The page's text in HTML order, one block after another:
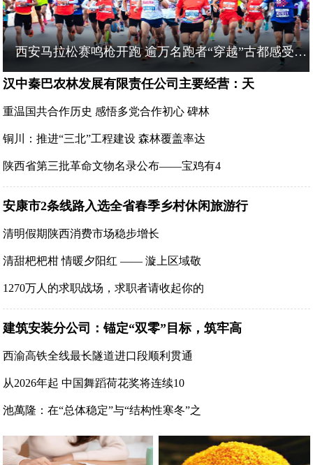
西安马拉松赛鸣枪开跑 逾万名跑者“穿越”古都感受文化魅力
汉中秦巴农林发展有限责任公司主要经营：天
重温国共合作历史 感悟多党合作初心 碑林
铜川：推进“三北”工程建设 森林覆盖率达
陕西省第三批革命文物名录公布——宝鸡有4
安康市2条线路入选全省春季乡村休闲旅游行
清明假期陕西消费市场稳步增长
清甜杷杷柑 情暖夕阳红 —— 漩上区域敬
1270万人的求职战场，求职者请收起你的
建筑安装分公司：锚定“双零”目标，筑牢高
西渝高铁全线最长隧道进口段顺利贯通
从2026年起 中国舞蹈荷花奖将连续10
池萬隆：在“总体稳定”与“结构性寒冬”之